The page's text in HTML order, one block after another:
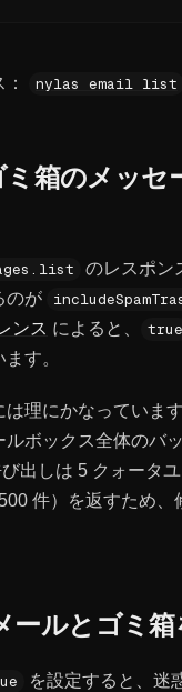
nylas email list
箱のメッセ
のレスポン
のが
ンス によると、 true
す。
理にかなっていま
ボックス全体のバ
び出しは 5 クォータ
件）を返すため
ルとゴミ箱
を設定すると、迷